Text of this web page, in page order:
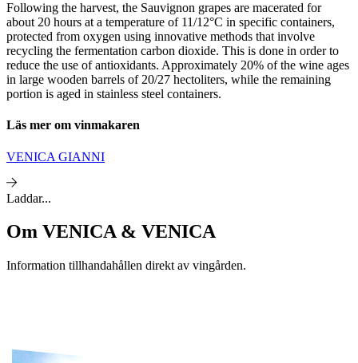
Following the harvest, the Sauvignon grapes are macerated for
about 20 hours at a temperature of 11/12°C in specific containers,
protected from oxygen using innovative methods that involve
recycling the fermentation carbon dioxide. This is done in order to
reduce the use of antioxidants. Approximately 20% of the wine ages
in large wooden barrels of 20/27 hectoliters, while the remaining
portion is aged in stainless steel containers.
Läs mer om vinmakaren
VENICA GIANNI
Laddar...
Om VENICA & VENICA
Information tillhandahållen direkt av vingården.